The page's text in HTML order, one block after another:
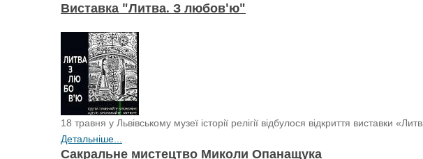
Виставка "Литва. З любов'ю"
18 травня у Львівському музеї історії релігії відбулося відкриття
Детальніше...
Сакральне мистецтво Миколи Опанащука